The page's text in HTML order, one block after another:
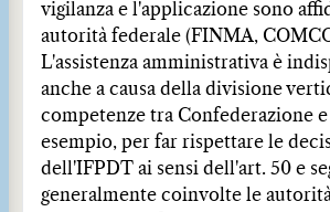
vigilanza e l'applicazione sono
autorità federale (FINMA,
L'assistenza amministrativa è
anche a causa della divisione
competenze tra Confederazione
esempio, per far rispettare le
dell'IFPDT ai sensi dell'art. 50 e
generalmente coinvolte le